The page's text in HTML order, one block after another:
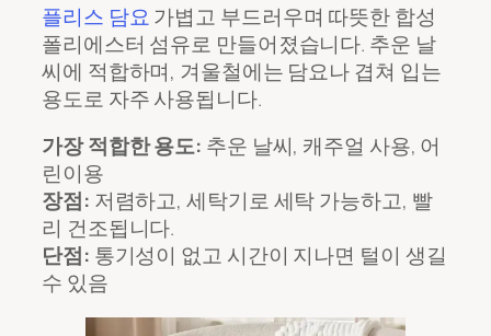
플리스 담요가볍고 부드러우며 따뜻한 합성
폴리에스터 섬유로 만들어졌습니다. 추운 날
씨에 적합하며, 겨울철에는 담요나 겹쳐 입는
용도로 자주 사용됩니다.
가장 적합한 용도: 추운 날씨, 캐주얼 사용, 어
린이용
장점: 저렴하고, 세탁기로 세탁 가능하고, 빨
리 건조됩니다.
단점: 통기성이 없고 시간이 지나면 털이 생길
수 있음